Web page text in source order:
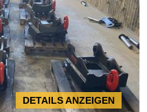
DETAILS ANZEIGEN